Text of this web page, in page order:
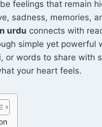
p
e
e
feelings that remain
sadness, memories,
urdu connects with
simple yet powerful
or words to share with
your heart feels.